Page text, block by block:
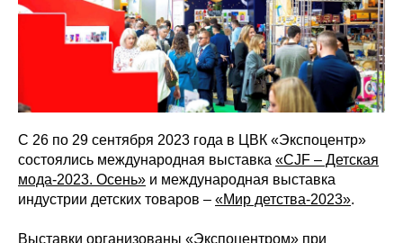
С 26 по 29 сентября 2023 года в ЦВК «Экспоцентр»
состоялись международная выставка «CJF – Детская
мода-2023. Осень» и международная выставка
индустрии детских товаров – «Мир детства-2023».
Выставки организованы «Экспоцентром» при